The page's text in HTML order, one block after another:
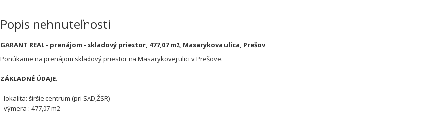
Popis nehnuteľnosti
GARANT REAL - prenájom - skladový priestor, 477,07 m2, Masarykova ulica, Prešov
Ponúkame na prenájom skladový priestor na Masarykovej ulici v Prešove.
ZÁKLADNÉ ÚDAJE:
- lokalita: širšie centrum (pri SAD,ŽSR)
- výmera : 477,07 m2